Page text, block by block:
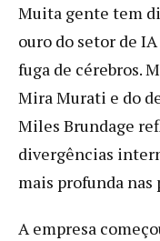
Muita gente tem
ouro do setor de
fuga de cérebros.
Mira Murati e do
Miles Brundage
divergências
mais profunda nas
A empresa